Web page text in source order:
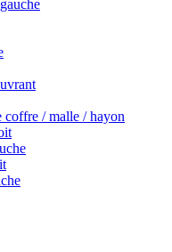
coffre / malle / hayon